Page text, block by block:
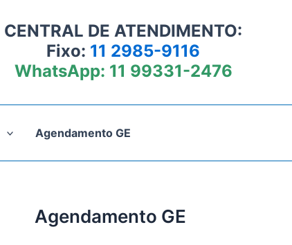
CENTRAL DE ATENDIMENTO:
Fixo: 11 2985-9116
WhatsApp: 11 99331-2476
Agendamento GE
Agendamento GE